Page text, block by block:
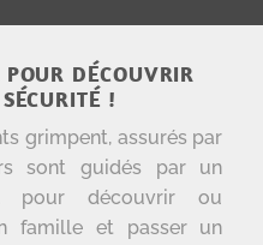
DÉCOUVRIR
!
grimpent, assurés par
sont guidés par un
pour découvrir ou
famille et passer un